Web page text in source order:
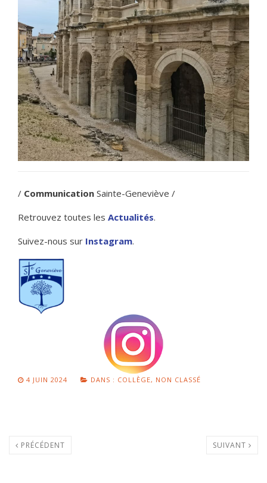
/ Communication Sainte-Geneviève /
Retrouvez toutes les Actualités.
Suivez-nous sur Instagram.
4 JUIN 2024 DANS : COLLÈGE, NON CLASSÉ
PRÉCÉDENT SUIVANT